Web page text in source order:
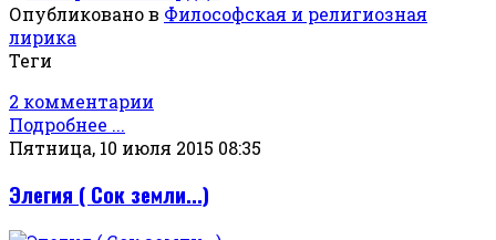
Опубликовано в Философская и религиозная
лирика
Теги
2 комментарии
Подробнее ...
Пятница, 10 июля 2015 08:35
Элегия ( Сок земли...)